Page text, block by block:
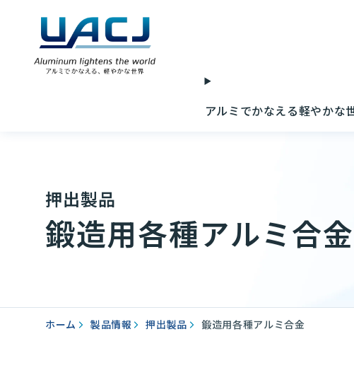
アルミでかなえる軽やかな
押出製品
鍛造用各種アルミ合金
ホーム 製品情報 押出製品 鍛造用各種アルミ合金